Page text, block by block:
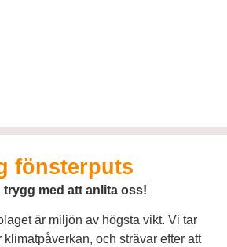
fönsterputs
trygg med att anlita oss!
är miljön av högsta vikt. Vi tar
och strävar efter att